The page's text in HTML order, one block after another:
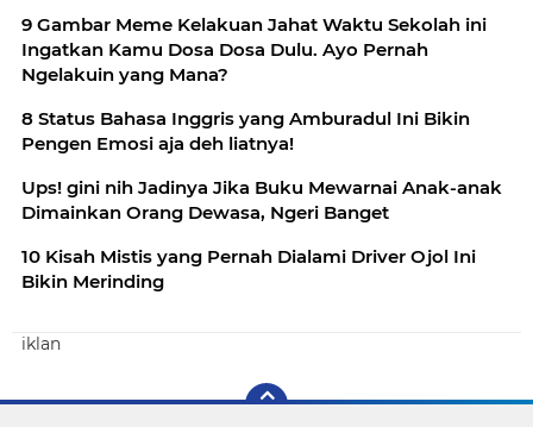
9 Gambar Meme Kelakuan Jahat Waktu Sekolah ini
Ingatkan Kamu Dosa Dosa Dulu. Ayo Pernah
Ngelakuin yang Mana?
8 Status Bahasa Inggris yang Amburadul Ini Bikin
Pengen Emosi aja deh liatnya!
Ups! gini nih Jadinya Jika Buku Mewarnai Anak-anak
Dimainkan Orang Dewasa, Ngeri Banget
10 Kisah Mistis yang Pernah Dialami Driver Ojol Ini
Bikin Merinding
iklan